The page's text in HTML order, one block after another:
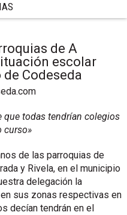
de A
escolar
Codeseda
que todas tendrían colegios
curso»
de las parroquias de
y Rivela, en el municipio
delegación la
sus zonas respectivas en
decían tendrán en el